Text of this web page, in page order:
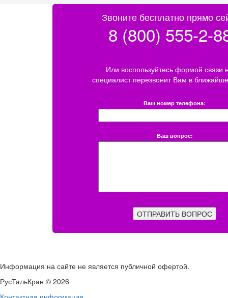
Звоните бесплатно прямо
8 (800) 555-2-
Или воспользуйтесь формой связи
специалист перезвонит Вам в
Ваш номер телефона:
Ваш вопрос:
ОТПРАВИТЬ ВОПРОС
Информация на сайте не является публичной офертой.
РусТальКран © 2026